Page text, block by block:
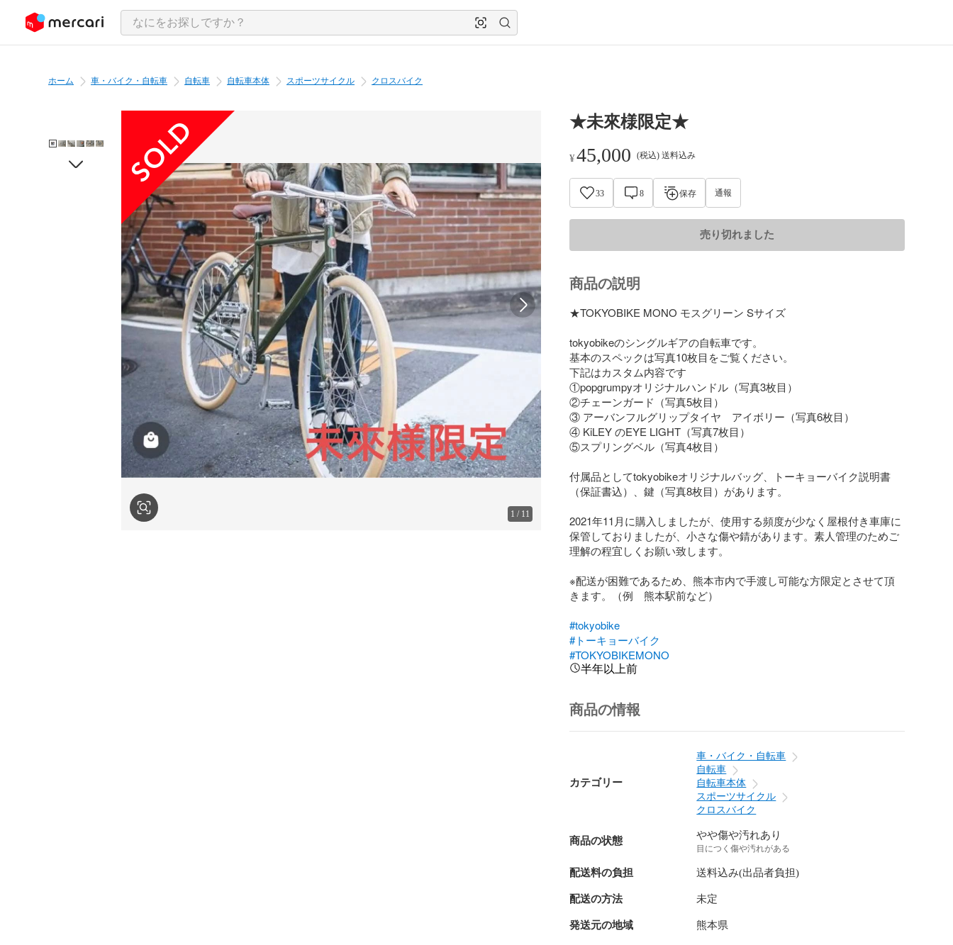
ツにスキップ
ホーム 車・バイク・自転車 自転車 自転車本体 スポーツサイクル クロスバイク
1 / 11
★未來様限定★
¥45,000 (税込) 送料込み
33 8 保存 通報
売り切れました
商品の説明
★TOKYOBIKE MONO モスグリーン Sサイズ
tokyobikeのシングルギアの自転車です。
基本のスペックは写真10枚目をご覧ください。
下記はカスタム内容です
①popgrumpyオリジナルハンドル（写真3枚目）
②チェーンガード（写真5枚目）
③ アーバンフルグリップタイヤ　アイボリー（写真6枚目）
④ KiLEY のEYE LIGHT（写真7枚目）
⑤スプリングベル（写真4枚目）
付属品としてtokyobikeオリジナルバッグ、トーキョーバイク説明書
（保証書込）、鍵（写真8枚目）があります。
2021年11月に購入しましたが、使用する頻度が少なく屋根付き車庫に
保管しておりましたが、小さな傷や錆があります。素人管理のためご
理解の程宜しくお願い致します。
※配送が困難であるため、熊本市内で手渡し可能な方限定とさせて頂
きます。（例　熊本駅前など）
#tokyobike
#トーキョーバイク
#TOKYOBIKEMONO
半年以上前
商品の情報
カテゴリー
車・バイク・自転車
自転車
自転車本体
スポーツサイクル
クロスバイク
商品の状態 やや傷や汚れあり
目につく傷や汚れがある
配送料の負担 送料込み(出品者負担)
配送の方法 未定
発送元の地域 熊本県